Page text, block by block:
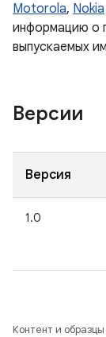
Motorola, Nokia
информацию о
выпускаемых
Версии
Версия
1.0
Контент и